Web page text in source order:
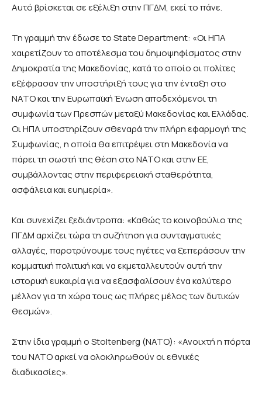
Αυτό βρίσκεται σε εξέλιξη στην ΠΓΔΜ, εκεί το πάνε.
Τη γραμμή την έδωσε τοStateDepartment: «Οι ΗΠΑ
χαιρετίζουν το αποτέλεσμα του δημοψηφίσματος στην
Δημοκρατία της Μακεδονίας, κατά το οποίο οι πολίτες
εξέφρασαν την υποστήριξή τους για την ένταξη στο
ΝΑΤΟ και την Ευρωπαϊκή Ένωση αποδεχόμενοι τη
συμφωνία των Πρεσπών μεταξύ Μακεδονίας και Ελλάδας.
Οι ΗΠΑ υποστηρίζουν σθεναρά την πλήρη εφαρμογή της
Συμφωνίας, η οποία θα επιτρέψει στη Μακεδονία να
πάρει τη σωστή της θέση στο ΝΑΤΟ και στην ΕΕ,
συμβάλλοντας στην περιφερειακή σταθερότητα,
ασφάλεια και ευημερία».
Και συνεχίζει ξεδιάντροπα: «Καθώς το κοινοβούλιο της
ΠΓΔΜ αρχίζει τώρα τη συζήτηση για συνταγματικές
αλλαγές, παροτρύνουμε τους ηγέτες να ξεπεράσουν την
κομματική πολιτική και να εκμεταλλευτούν αυτή την
ιστορική ευκαιρία για να εξασφαλίσουν ένα καλύτερο
μέλλον για τη χώρα τους ως πλήρες μέλος των δυτικών
θεσμών».
Στην ίδια γραμμή οStoltenberg (ΝΑΤΟ): «Ανοιχτή η πόρτα
του ΝΑΤΟ αρκεί να ολοκληρωθούν οι εθνικές
διαδικασίες».